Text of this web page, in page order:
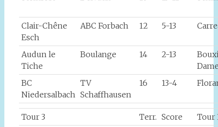
Clair-Chêne
Esch
ABC Forbach 12 5-13
Audun le
Tiche
Boulange 14 2-13
BC
Niedersalbach
TV
Schaffhausen
16 13-4
Tour 3 Terr. Score
Tour